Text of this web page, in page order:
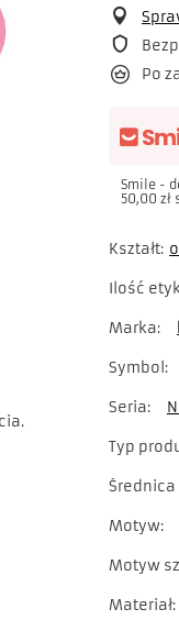
Po
Smile -
50,00 zł
Kształt
Ilość
Marka
Symbol
Seria
Typ
Średnica
Motyw
Motyw
Materiał